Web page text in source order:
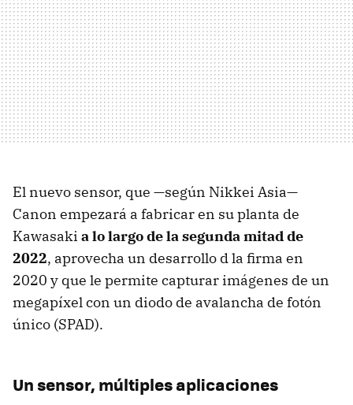
El nuevo sensor, que —según Nikkei Asia—
Canon empezará a fabricar en su planta de
Kawasaki a lo largo de la segunda mitad de
2022, aprovecha un desarrollo d la firma en
2020 y que le permite capturar imágenes de un
megapíxel con un diodo de avalancha de fotón
único (SPAD).
Un sensor, múltiples aplicaciones